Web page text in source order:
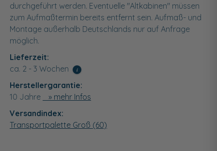
durchgeführt werden. Eventuelle "Altkabinen" müssen
zum Aufmaßtermin bereits entfernt sein. Aufmaß- und
Montage außerhalb Deutschlands nur auf Anfrage
möglich.
Lieferzeit:
ca. 2 - 3 Wochen
i
Herstellergarantie:
10 Jahre
» mehr Infos
Versandindex:
Transportpalette Groß (60)